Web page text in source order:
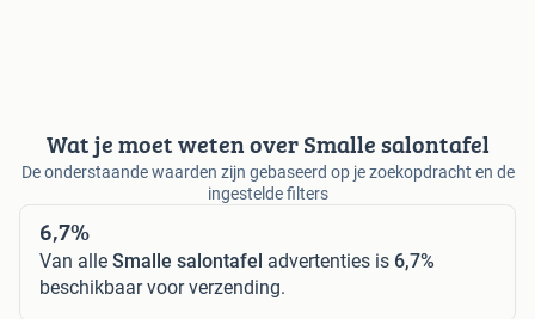
Wat je moet weten over Smalle salontafel
De onderstaande waarden zijn gebaseerd op je zoekopdracht en de
ingestelde filters
6,7%
Van alle Smalle salontafel advertenties is 6,7%
beschikbaar voor verzending.